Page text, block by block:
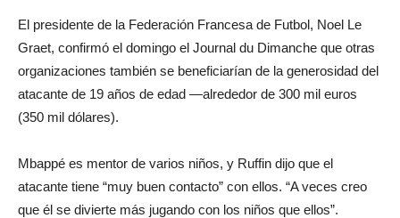
El presidente de la Federación Francesa de Futbol, Noel Le
Graet, confirmó el domingo el Journal du Dimanche que otras
organizaciones también se beneficiarían de la generosidad del
atacante de 19 años de edad —alrededor de 300 mil euros
(350 mil dólares).
Mbappé es mentor de varios niños, y Ruffin dijo que el
atacante tiene “muy buen contacto” con ellos. “A veces creo
que él se divierte más jugando con los niños que ellos”.